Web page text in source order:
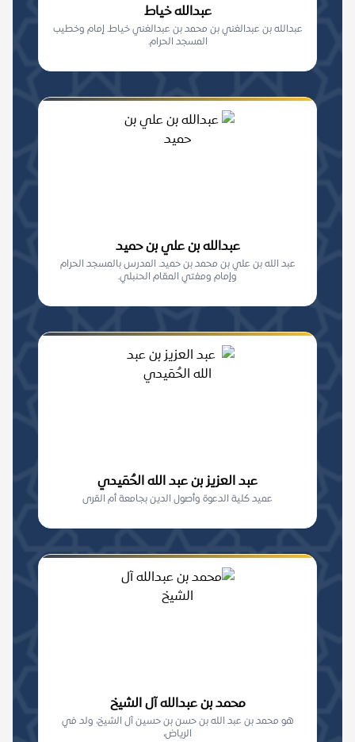
عبدالله خياط
عبدالله بن عبدالغني بن محمد بن عبدالغني خياط. إمام وخطيب
المسجد الحرام.
عبدالله بن علي بن حميد
عبد الله بن علي بن محمد بن حميد. المدرس بالمسجد الحرام
وإمام ومفتي المقام الحنبلي.
عبد العزيز بن عبد الله الحُمَيدي
عميد كلية الدعوة وأصول الدين بجامعة أم القرى
محمد بن عبدالله آل الشيخ
هو محمد بن عبد الله بن حسن بن حسين آل الشيخ، ولد في
الرياض،